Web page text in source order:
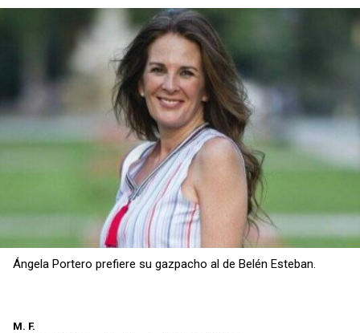
Ángela Portero prefiere su gazpacho al de Belén Esteban.
M. F.